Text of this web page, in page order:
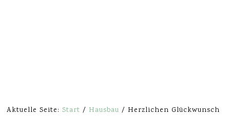
Aktuelle Seite:Start / Hausbau / Herzlichen Glückwunsch